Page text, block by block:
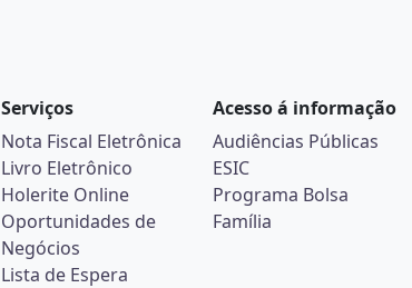
Serviços
Nota Fiscal Eletrônica
Livro Eletrônico
Holerite Online
Oportunidades de
Negócios
Lista de Espera
Acesso á informação
Audiências Públicas
ESIC
Programa Bolsa
Família